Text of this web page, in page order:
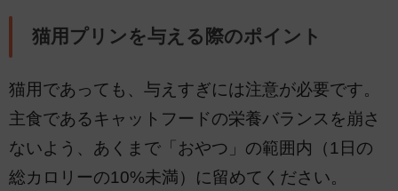
猫用プリンを与える際のポイント
猫用であっても、与えすぎには注意が必要です。
主食であるキャットフードの栄養バランスを崩さ
ないよう、あくまで「おやつ」の範囲内（1日の
総カロリーの10%未満）に留めてください。